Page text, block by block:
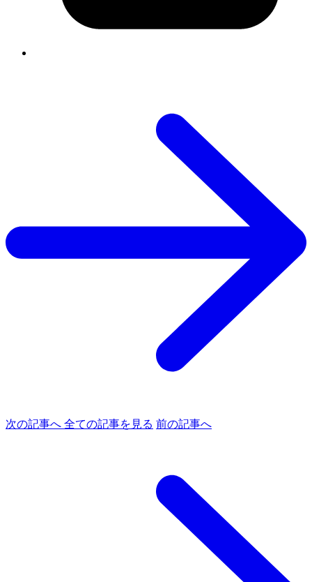
次の記事へ 全ての記事を見る 前の記事へ